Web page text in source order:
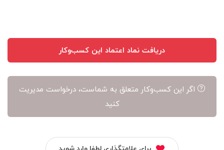
دریافت نماد اعتماد این کسب‌وکار
اگر این کسب‌وکار متعلق به شماست، درخواست مدیریت
کنید